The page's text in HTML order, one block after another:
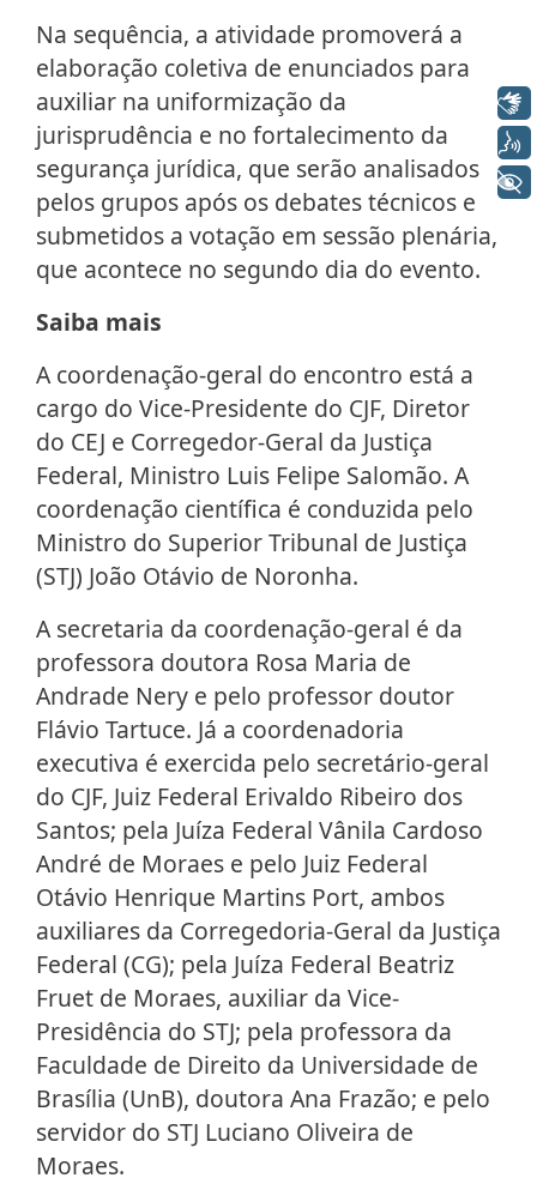
Na sequência, a atividade promoverá a
elaboração coletiva de enunciados para
auxiliar na uniformização da
jurisprudência e no fortalecimento da
segurança jurídica, que serão analisados
pelos grupos após os debates técnicos e
submetidos a votação em sessão plenária,
que acontece no segundo dia do evento.
Saiba mais
A coordenação-geral do encontro está a
cargo do Vice-Presidente do CJF, Diretor
do CEJ e Corregedor-Geral da Justiça
Federal, Ministro Luis Felipe Salomão. A
coordenação científica é conduzida pelo
Ministro do Superior Tribunal de Justiça
(STJ) João Otávio de Noronha.
A secretaria da coordenação-geral é da
professora doutora Rosa Maria de
Andrade Nery e pelo professor doutor
Flávio Tartuce. Já a coordenadoria
executiva é exercida pelo secretário-geral
do CJF, Juiz Federal Erivaldo Ribeiro dos
Santos; pela Juíza Federal Vânila Cardoso
André de Moraes e pelo Juiz Federal
Otávio Henrique Martins Port, ambos
auxiliares da Corregedoria-Geral da Justiça
Federal (CG); pela Juíza Federal Beatriz
Fruet de Moraes, auxiliar da Vice-
Presidência do STJ; pela professora da
Faculdade de Direito da Universidade de
Brasília (UnB), doutora Ana Frazão; e pelo
servidor do STJ Luciano Oliveira de
Moraes.
Voz
+ Acessibilidade